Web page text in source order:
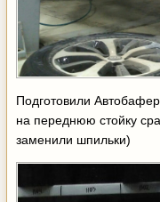
Подготовили
на переднюю стойку
заменили шпильки)